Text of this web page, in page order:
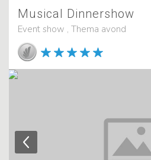
Musical Dinnershow
Event show , Thema avond